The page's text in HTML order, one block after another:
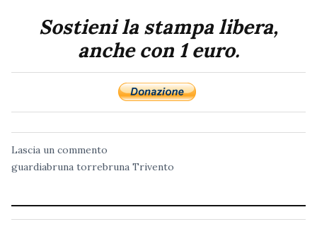
Sostieni la stampa libera,
anche con 1 euro.
Lascia un commento
guardiabruna torrebruna Trivento